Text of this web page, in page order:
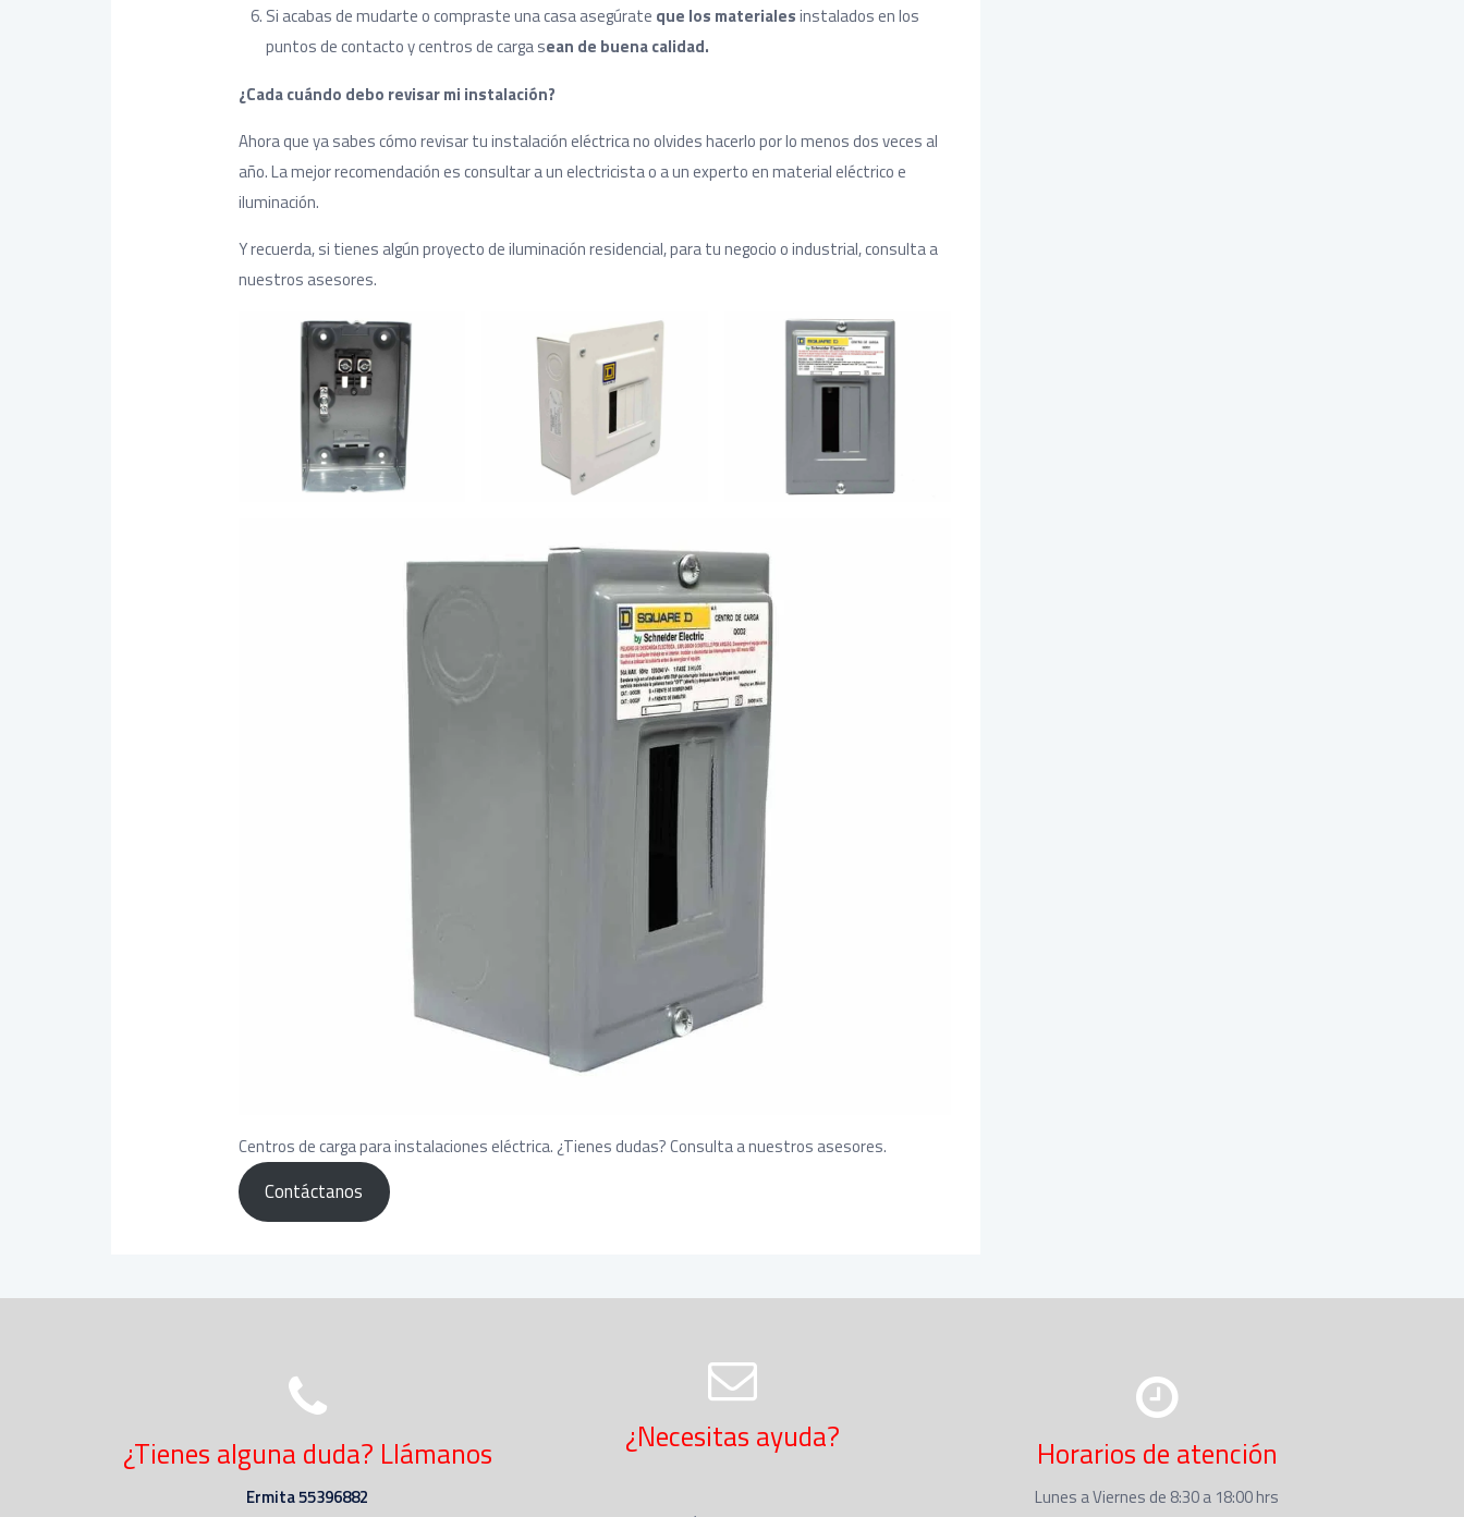
Si acabas de mudarte o compraste una casa asegúrate que los materialesinstalados en los
puntos de contacto y centros de carga sean de buena calidad.
¿Cada cuándo debo revisar mi instalación?
Ahora que ya sabes cómo revisar tu instalación eléctrica no olvides hacerlo por lo menos dos veces al
año. La mejor recomendación es consultar a un electricista o a un experto en material eléctrico e
iluminación.
Y recuerda, si tienes algún proyecto de iluminación residencial, para tu negocio o industrial, consulta a
nuestros asesores.
Centros de carga para instalaciones eléctrica. ¿Tienes dudas? Consulta a nuestros asesores.
Contáctanos
¿Tienes alguna duda? Llámanos
Ermita 55396882
¿Necesitas ayuda? Horarios de atención
Lunes a Viernes de 8:30 a 18:00 hrs